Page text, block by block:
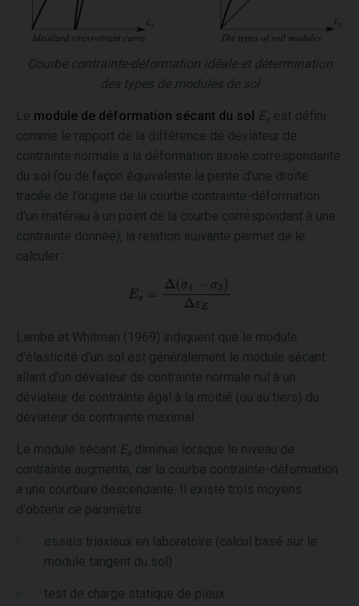
Courbe contrainte-déformation idéale et détermination
des types de modules de sol
Le module de déformation sécant du sol E s est défini
comme le rapport de la différence de déviateur de
contrainte normale à la déformation axiale correspondante
du sol (ou de façon équivalente la pente d'une droite
tracée de l'origine de la courbe contrainte-déformation
d'un matériau à un point de la courbe correspondant à une
contrainte donnée), la relation suivante permet de le
calculer :
Lambe et Whitman (1969) indiquent que le module
d'élasticité d'un sol est généralement le module sécant
allant d'un déviateur de contrainte normale nul à un
déviateur de contrainte égal à la moitié (ou au tiers) du
déviateur de contrainte maximal.
Le module sécant E s diminue lorsque le niveau de
contrainte augmente, car la courbe contrainte-déformation
a une courbure descendante. Il existe trois moyens
d'obtenir ce paramètre :
essais triaxiaux en laboratoire (calcul basé sur le
module tangent du sol)
test de charge statique de pieux